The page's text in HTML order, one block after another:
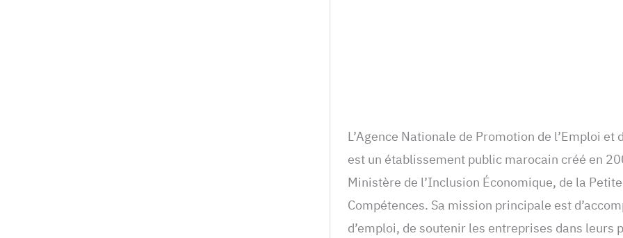
L’Agence Nationale de Promotion de l’Emploi et
est un établissement public marocain créé en
Ministère de l’Inclusion Économique, de la
Compétences. Sa mission principale est
d’emploi, de soutenir les entreprises dans leurs